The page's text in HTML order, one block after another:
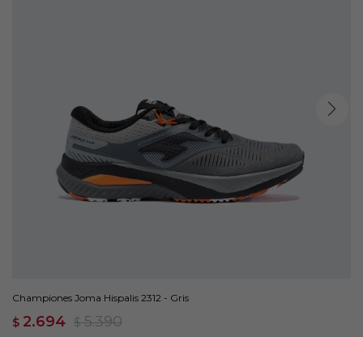
Championes Joma Hispalis 2312 - Gris
$ 2.694 $ 5.390